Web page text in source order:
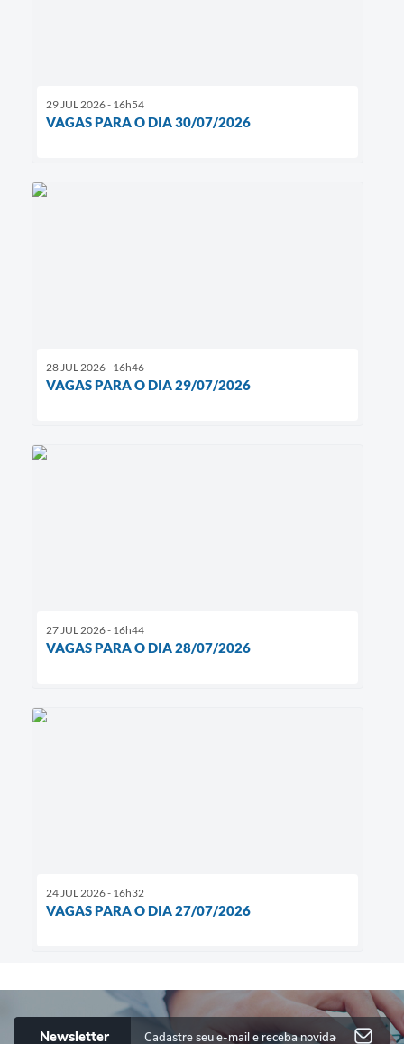
29 JUL 2026 - 16h54
VAGAS PARA O DIA 30/07/2026
28 JUL 2026 - 16h46
VAGAS PARA O DIA 29/07/2026
27 JUL 2026 - 16h44
VAGAS PARA O DIA 28/07/2026
24 JUL 2026 - 16h32
VAGAS PARA O DIA 27/07/2026
Newsletter